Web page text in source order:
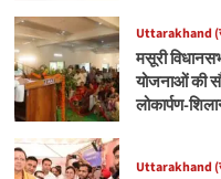
Uttarakhand
मसूरी
योजनाओं की
लोकार्पण-
Uttarakhand